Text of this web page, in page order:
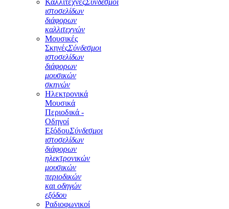
ΚαλλιτέχνεςΣύνδεσμοι
ιστοσελίδων
διάφορων
καλλιτεχνών
Μουσικές
ΣκηνέςΣύνδεσμοι
ιστοσελίδων
διάφορων
μουσικών
σκηνών
Ηλεκτρονικά
Μουσικά
Περιοδικά -
Οδηγοί
ΕξόδουΣύνδεσμοι
ιστοσελίδων
διάφορων
ηλεκτρονικών
μουσικών
περιοδικών
και οδηγών
εξόδου
Ραδιοφωνικοί